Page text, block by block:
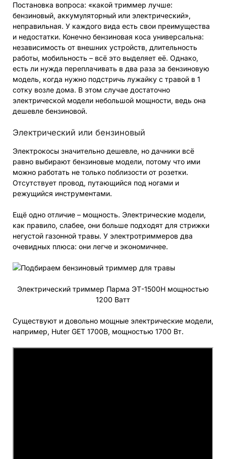
Постановка вопроса: «какой триммер лучше:
бензиновый, аккумуляторный или электрический»,
неправильная. У каждого вида есть свои преимущества
и недостатки. Конечно бензиновая коса универсальна:
независимость от внешних устройств, длительность
работы, мобильность – всё это выделяет её. Однако,
есть ли нужда переплачивать в два раза за бензиновую
модель, когда нужно подстричь лужайку с травой в 1
сотку возле дома. В этом случае достаточно
электрической модели небольшой мощности, ведь она
дешевле бензиновой.
Электрический или бензиновый
Электрокосы значительно дешевле, но дачники всё
равно выбирают бензиновые модели, потому что ими
можно работать не только поблизости от розетки.
Отсутствует провод, путающийся под ногами и
режущийся инструментами.
Ещё одно отличие – мощность. Электрические модели,
как правило, слабее, они больше подходят для стрижки
негустой газонной травы. У электротриммеров два
очевидных плюса: они легче и экономичнее.
Электрический триммер Парма ЭТ-1500Н мощностью
1200 Ватт
Существуют и довольно мощные электрические модели,
например, Huter GET 1700B, мощностью 1700 Вт.